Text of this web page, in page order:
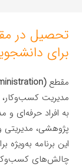
برای
مقطع
مدیریت
به افراد حرفه‌ای
پژوهشی، مدیریتی
این برنامه به‌ویژه
چالش‌های